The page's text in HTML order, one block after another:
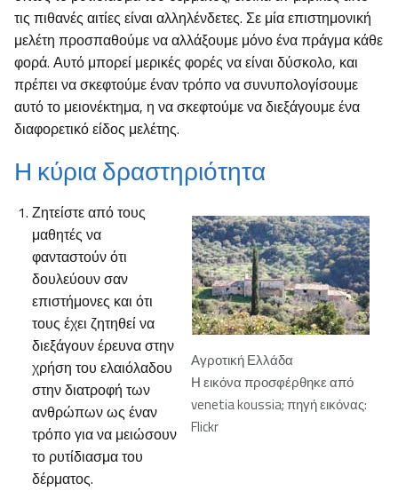
τις πιθανές αιτίες είναι αλληλένδετες. Σε μία επιστημονική
μελέτη προσπαθούμε να αλλάξουμε μόνο ένα πράγμα κάθε
φορά. Αυτό μπορεί μερικές φορές να είναι δύσκολο, και
πρέπει να σκεφτούμε έναν τρόπο να συνυπολογίσουμε
αυτό το μειονέκτημα, η να σκεφτούμε να διεξάγουμε ένα
διαφορετικό είδος μελέτης.
Η κύρια δραστηριότητα
Αγροτική Ελλάδα
Η εικόνα προσφέρθηκε από
venetia koussia; πηγή εικόνας:
Flickr
Ζητείστε από τους
μαθητές να
φανταστούν ότι
δουλεύουν σαν
επιστήμονες και ότι
τους έχει ζητηθεί να
διεξάγουν έρευνα στην
χρήση του ελαιόλαδου
στην διατροφή των
ανθρώπων ως έναν
τρόπο για να μειώσουν
το ρυτίδιασμα του
δέρματος.